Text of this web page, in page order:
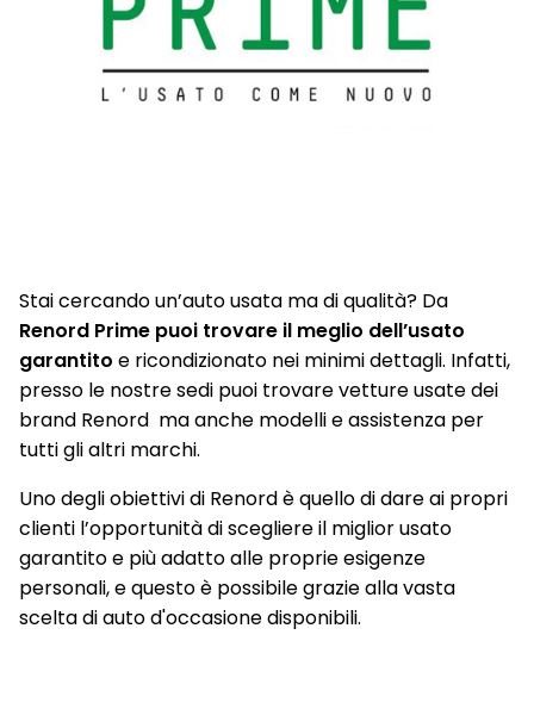
Stai cercando un’auto usata ma di qualità? Da
Renord Prime puoi trovare il meglio dell’usato
garantito e ricondizionato nei minimi dettagli. Infatti,
presso le nostre sedi puoi trovare vetture usate dei
brand Renord ma anche modelli e assistenza per
tutti gli altri marchi.
Uno degli obiettivi di Renord è quello di dare ai propri
clienti l’opportunità di scegliere il miglior usato
garantito e più adatto alle proprie esigenze
personali, e questo è possibile grazie alla vasta
scelta di auto d'occasione disponibili.